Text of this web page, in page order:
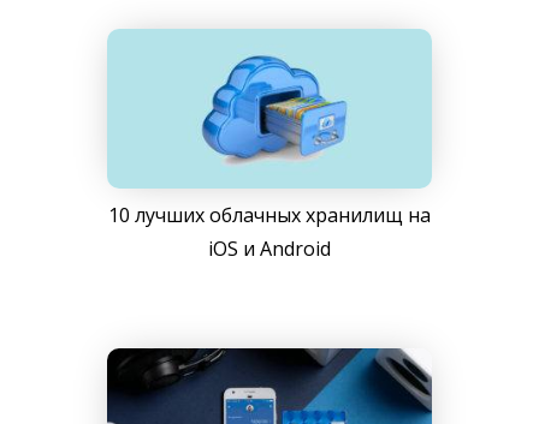
10 лучших облачных хранилищ на
iOS и Android